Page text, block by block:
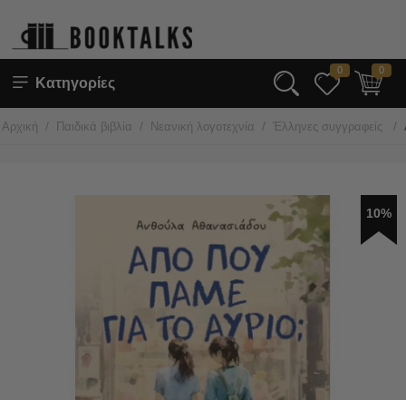
Κατηγορίες
0 0
Αρχική / Παιδικά βιβλία / Νεανική λογοτεχνία / Έλληνες συγγραφείς /
10%